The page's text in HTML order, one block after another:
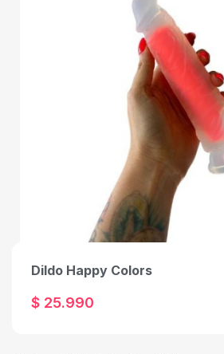
Dildo Happy Colors
$ 25.990